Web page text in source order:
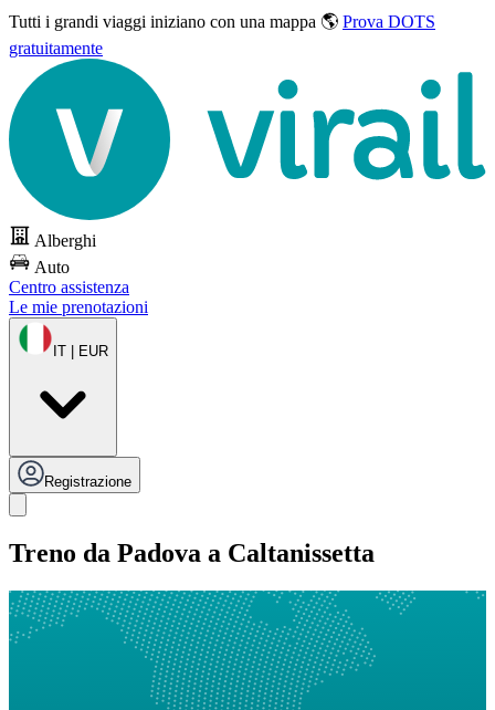
Tutti i grandi viaggi iniziano con una mappa 🌎 Prova DOTS
gratuitamente
Alberghi
Auto
Centro assistenza
Le mie prenotazioni
IT | EUR
Registrazione
Treno da Padova a Caltanissetta